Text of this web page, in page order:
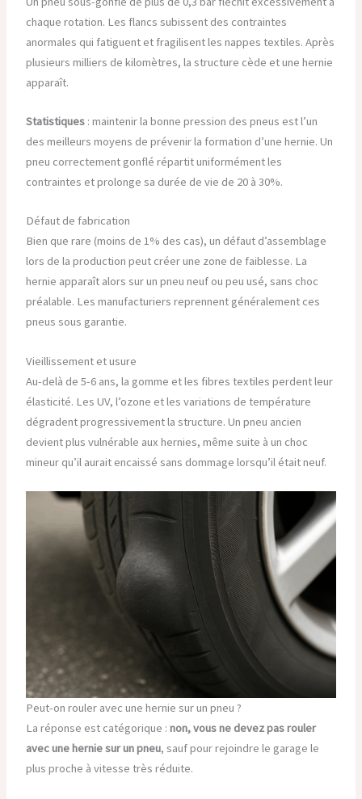
chaque rotation. Les flancs subissent des contraintes
anormales qui fatiguent et fragilisent les nappes textiles. Après
plusieurs milliers de kilomètres, la structure cède et une hernie
apparaît.
Statistiques: maintenir la bonne pression des pneus est l’un
des meilleurs moyens de prévenir la formation d’une hernie. Un
pneu correctement gonflé répartit uniformément les
contraintes et prolonge sa durée de vie de 20 à 30%.
Défaut de fabrication
Bien que rare (moins de 1% des cas), un défaut d’assemblage
lors de la production peut créer une zone de faiblesse. La
hernie apparaît alors sur un pneu neuf ou peu usé, sans choc
préalable. Les manufacturiers reprennent généralement ces
pneus sous garantie.
Vieillissement et usure
Au-delà de 5-6 ans, la gomme et les fibres textiles perdent leur
élasticité. Les UV, l’ozone et les variations de température
dégradent progressivement la structure. Un pneu ancien
devient plus vulnérable aux hernies, même suite à un choc
mineur qu’il aurait encaissé sans dommage lorsqu’il était neuf.
Peut-on rouler avec une hernie sur un pneu ?
La réponse est catégorique : non, vous ne devez pas rouler
avec une hernie sur un pneu, sauf pour rejoindre le garage le
plus proche à vitesse très réduite.